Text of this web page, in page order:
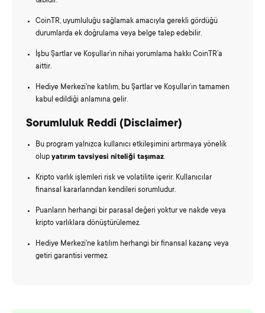
CoinTR, uyumluluğu sağlamak amacıyla gerekli gördüğü
durumlarda ek doğrulama veya belge talep edebilir.
İşbu Şartlar ve Koşullar’ın nihai yorumlama hakkı CoinTR’a
aittir.
Hediye Merkezi'ne katılım, bu Şartlar ve Koşullar’ın tamamen
kabul edildiği anlamına gelir.
Sorumluluk Reddi (Disclaimer)
Bu program yalnızca kullanıcı etkileşimini artırmaya yönelik
olup yatırım tavsiyesi niteliği taşımaz.
Kripto varlık işlemleri risk ve volatilite içerir. Kullanıcılar
finansal kararlarından kendileri sorumludur.
Puanların herhangi bir parasal değeri yoktur ve nakde veya
kripto varlıklara dönüştürülemez.
Hediye Merkezi'ne katılım herhangi bir finansal kazanç veya
getiri garantisi vermez.